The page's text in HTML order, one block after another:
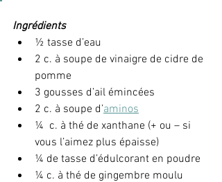
Ingrédients
½ tasse d’eau
2 c. à soupe de vinaigre de cidre de
pomme
3 gousses d’ail émincées
2 c. à soupe d’aminos
¼  c. à thé de xanthane (+ ou – si
vous l’aimez plus épaisse)
¼ de tasse d’édulcorant en poudre
¼ c. à thé de gingembre moulu